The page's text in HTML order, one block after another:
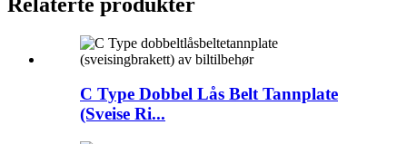
C Type Dobbel Lås Belt Tannplate
(Sveise Ri...